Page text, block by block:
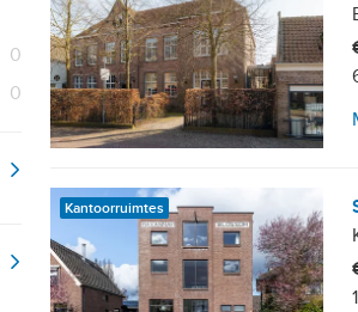
0
0
Kantoorruimtes